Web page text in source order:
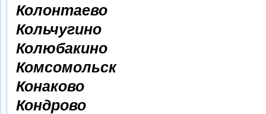
Колонтаево
Кольчугино
Колюбакино
Комсомольск
Конаково
Кондрово